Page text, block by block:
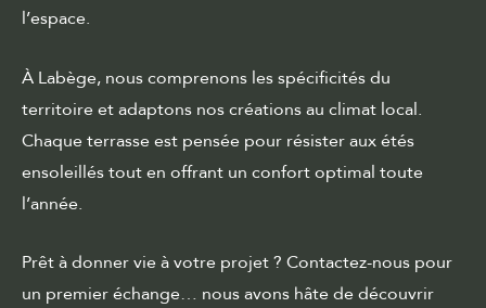
l’espace.
À Labège, nous comprenons les spécificités du
territoire et adaptons nos créations au climat local.
Chaque terrasse est pensée pour résister aux étés
ensoleillés tout en offrant un confort optimal toute
l’année.
Prêt à donner vie à votre projet ? Contactez-nous pour
un premier échange… nous avons hâte de découvrir